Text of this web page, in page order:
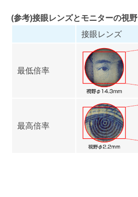
(参考)接眼レンズとモニターの視野
接眼レンズ
最低倍率
最高倍率